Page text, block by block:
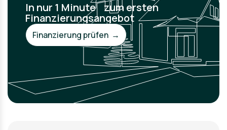
In nur 1 Minute zum ersten
Finanzierungsangebot
Finanzierung prüfen →